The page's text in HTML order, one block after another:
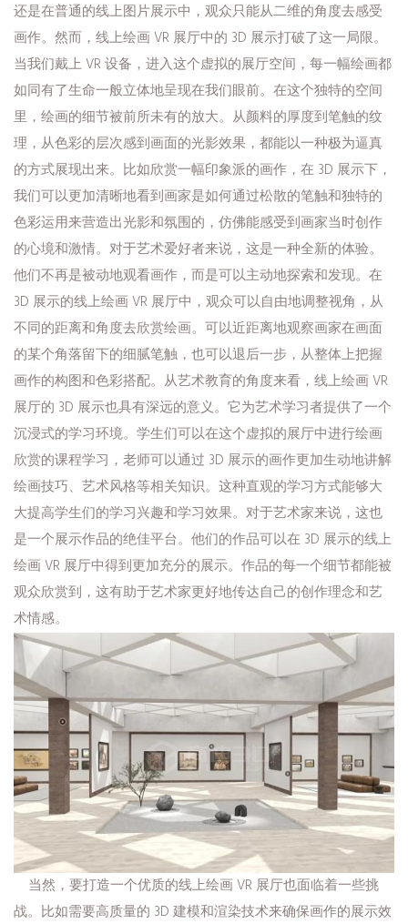
还是在普通的线上图片展示中，观众只能从二维的角度去感受
画作。然而，线上绘画 VR 展厅中的 3D 展示打破了这一局限。
当我们戴上 VR 设备，进入这个虚拟的展厅空间，每一幅绘画都
如同有了生命一般立体地呈现在我们眼前。在这个独特的空间
里，绘画的细节被前所未有的放大。从颜料的厚度到笔触的纹
理，从色彩的层次感到画面的光影效果，都能以一种极为逼真
的方式展现出来。比如欣赏一幅印象派的画作，在 3D 展示下，
我们可以更加清晰地看到画家是如何通过松散的笔触和独特的
色彩运用来营造出光影和氛围的，仿佛能感受到画家当时创作
的心境和激情。对于艺术爱好者来说，这是一种全新的体验。
他们不再是被动地观看画作，而是可以主动地探索和发现。在
3D 展示的线上绘画 VR 展厅中，观众可以自由地调整视角，从
不同的距离和角度去欣赏绘画。可以近距离地观察画家在画面
的某个角落留下的细腻笔触，也可以退后一步，从整体上把握
画作的构图和色彩搭配。从艺术教育的角度来看，线上绘画 VR
展厅的 3D 展示也具有深远的意义。它为艺术学习者提供了一个
沉浸式的学习环境。学生们可以在这个虚拟的展厅中进行绘画
欣赏的课程学习，老师可以通过 3D 展示的画作更加生动地讲解
绘画技巧、艺术风格等相关知识。这种直观的学习方式能够大
大提高学生们的学习兴趣和学习效果。对于艺术家来说，这也
是一个展示作品的绝佳平台。他们的作品可以在 3D 展示的线上
绘画 VR 展厅中得到更加充分的展示。作品的每一个细节都能被
观众欣赏到，这有助于艺术家更好地传达自己的创作理念和艺
术情感。
当然，要打造一个优质的线上绘画 VR 展厅也面临着一些挑
战。比如需要高质量的 3D 建模和渲染技术来确保画作的展示效